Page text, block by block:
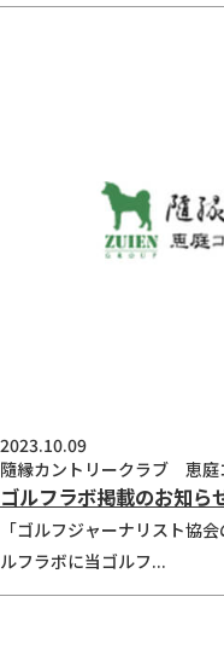
2023.10.09
隨縁カントリークラブ 恵庭
ゴルフラボ掲載のお知ら
「ゴルフジャーナリスト協
ルフラボに当ゴルフ...